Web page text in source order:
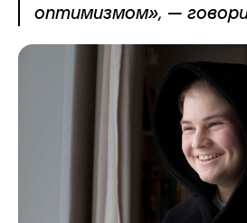
оптимизмом», —